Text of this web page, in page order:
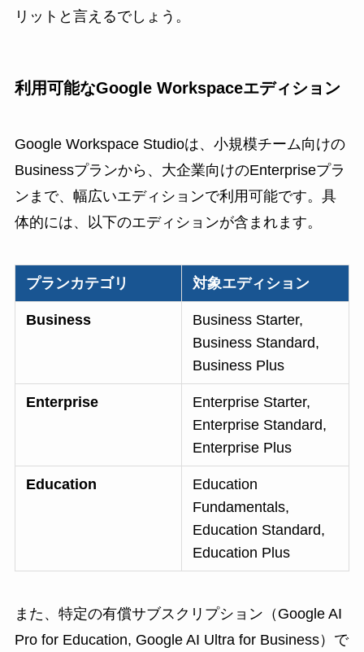
リットと言えるでしょう。
利用可能なGoogle Workspaceエディション
Google Workspace Studioは、小規模チーム向けの
Businessプランから、大企業向けのEnterpriseプラ
ンまで、幅広いエディションで利用可能です。具
体的には、以下のエディションが含まれます。
プランカテゴリ 対象エディション
Business
Business Starter,
Business Standard,
Business Plus
Enterprise
Enterprise Starter,
Enterprise Standard,
Enterprise Plus
Education
Education
Fundamentals,
Education Standard,
Education Plus
また、特定の有償サブスクリプション（Google AI
Pro for Education, Google AI Ultra for Business）で